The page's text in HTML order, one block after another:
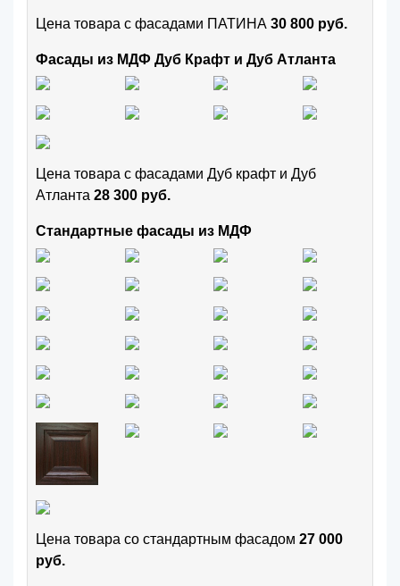
Цена товара с фасадами ПАТИНА 30 800 руб.
Фасады из МДФ Дуб Крафт и Дуб Атланта
Цена товара с фасадами Дуб крафт и Дуб
Атланта 28 300 руб.
Стандартные фасады из МДФ
Цена товара cо стандартным фасадом 27 000
руб.